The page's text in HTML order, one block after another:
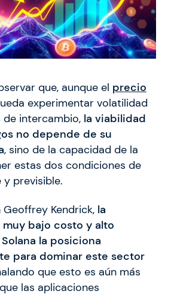
que, aunque el precio
experimentar volatilidad
intercambio, la viabilidad
no depende de su
, sino de la capacidad de la
estas dos condiciones de
previsible.
Kendrick, la
bajo costo y alto
la posiciona
para dominar este sector
que esto es aún más
las aplicaciones